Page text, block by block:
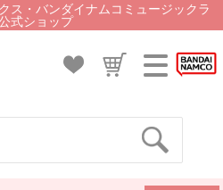
ス・バンダイナムコミュージックラ
式ショップ